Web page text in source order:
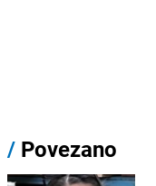
/ Povezano